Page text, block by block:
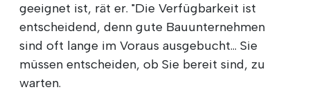
geeignet ist, rät er. "Die Verfügbarkeit ist
entscheidend, denn gute Bauunternehmen
sind oft lange im Voraus ausgebucht... Sie
müssen entscheiden, ob Sie bereit sind, zu
warten.